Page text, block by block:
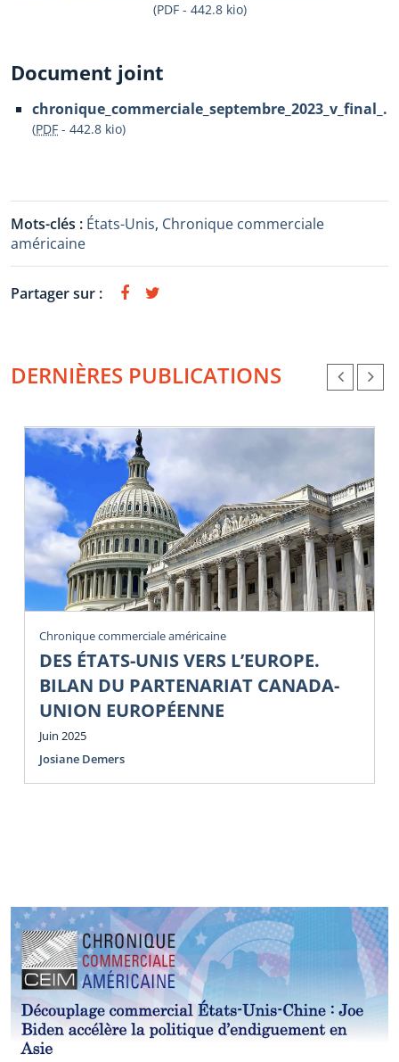
(PDF - 442.8 kio)
Document joint
(PDF - 442.8 kio)
Mots-clés : États-Unis, Chronique commerciale
américaine
Partager sur :
DERNIÈRES PUBLICATIONS
Chronique commerciale américaine
DES ÉTATS-UNIS VERS L’EUROPE.
BILAN DU PARTENARIAT CANADA-
UNION EUROPÉENNE
Juin 2025
Josiane Demers